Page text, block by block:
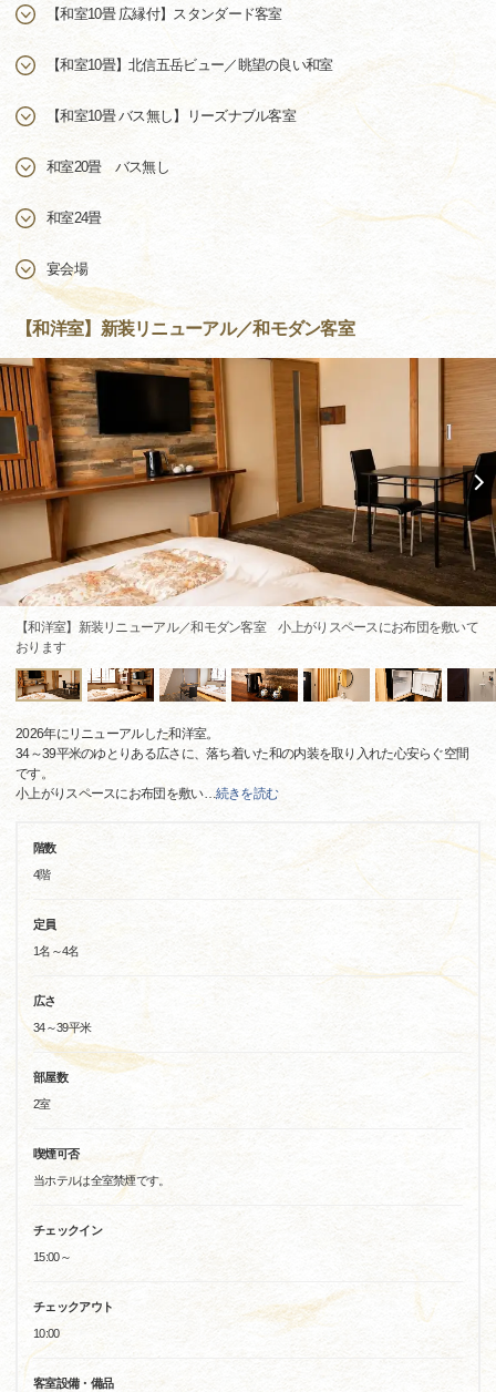
【和室10畳 広縁付】スタンダード客室
【和室10畳】北信五岳ビュー／眺望の良い和室
【和室10畳 バス無し】リーズナブル客室
和室20畳 バス無し
和室24畳
宴会場
【和洋室】新装リニューアル／和モダン客室
【和洋室】新装リニューアル／和モダン客室 小上がりスペースにお布団を敷いて
おります
2026年にリニューアルした和洋室。
34～39平米のゆとりある広さに、落ち着いた和の内装を取り入れた心安らぐ空間
です。
小上がりスペースにお布団を敷い…続きを読む
階数
4階
定員
1名～4名
広さ
34～39平米
部屋数
2室
喫煙可否
当ホテルは全室禁煙です。
チェックイン
15:00～
チェックアウト
10:00
客室設備・備品